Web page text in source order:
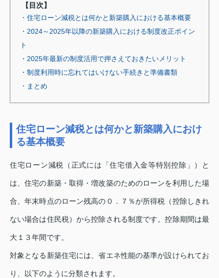
【目次】
・住宅ローン減税とは何かと新築購入における基本概要
・2024～2025年以降の新築購入における制度改正ポイン
ト
・2025年最新の制度活用で押さえておきたいメリット
・制度利用時に忘れてはいけない手続きと準備書類
・まとめ
住宅ローン減税とは何かと新築購入におけ
る基本概要
住宅ローン減税（正式には「住宅借入金等特別控除」）と
は、住宅の新築・取得・増改築のためのローンを利用した場
合、年末時点のローン残高の０．７％が所得税（控除しきれ
ない場合は住民税）から控除される制度です。控除期間は最
大１３年間です。
対象となる新築住宅には、省エネ性能の基準が設けられてお
り、以下のように分類されます。